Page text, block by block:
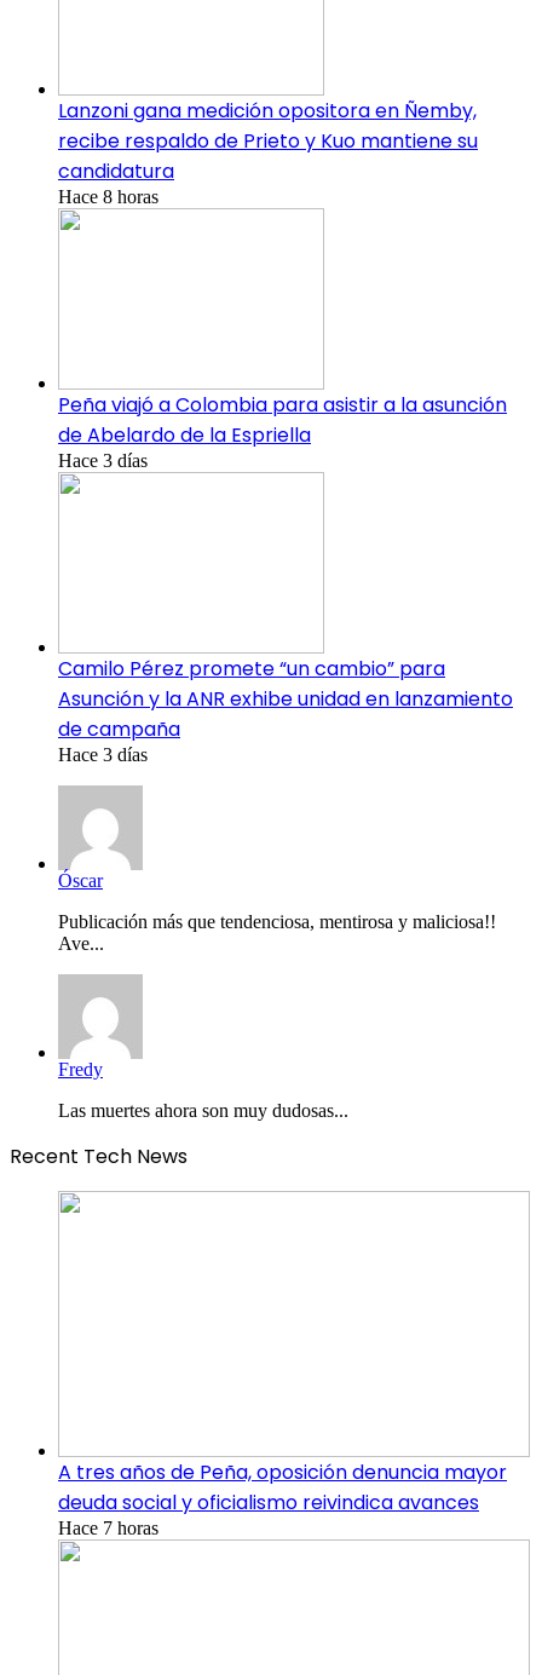
Lanzoni gana medición opositora en Ñemby,
recibe respaldo de Prieto y Kuo mantiene su
candidatura
Hace 8 horas
Peña viajó a Colombia para asistir a la asunción
de Abelardo de la Espriella
Hace 3 días
Camilo Pérez promete “un cambio” para
Asunción y la ANR exhibe unidad en lanzamiento
de campaña
Hace 3 días
Óscar
Publicación más que tendenciosa, mentirosa y maliciosa!!
Ave...
Fredy
Las muertes ahora son muy dudosas...
Recent Tech News
A tres años de Peña, oposición denuncia mayor
deuda social y oficialismo reivindica avances
Hace 7 horas